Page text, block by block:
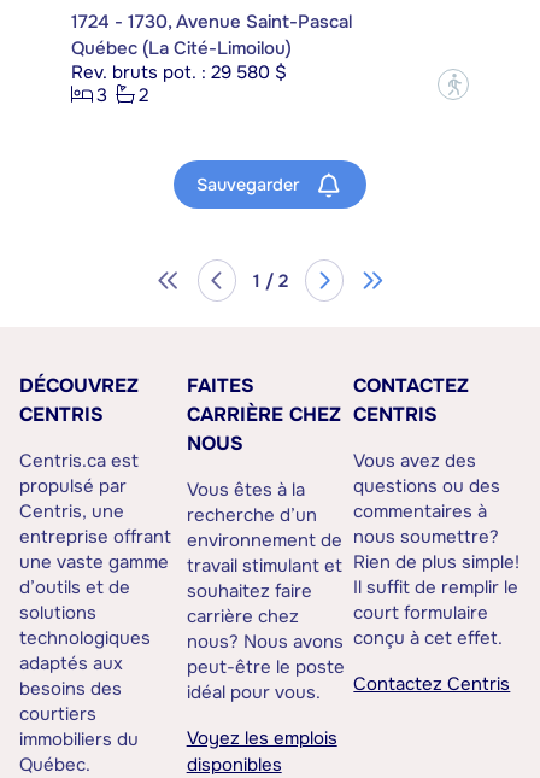
1724 - 1730, Avenue Saint-Pascal
Québec (La Cité-Limoilou)
Rev. bruts pot. : 29 580 $
3
2 ?
Sauvegarder
1 / 2
DÉCOUVREZ
CENTRIS
Centris.ca est
propulsé par
Centris, une
entreprise offrant
une vaste gamme
d’outils et de
solutions
technologiques
adaptés aux
besoins des
courtiers
immobiliers du
Québec.
FAITES
CARRIÈRE CHEZ
NOUS
Vous êtes à la
recherche d’un
environnement de
travail stimulant et
souhaitez faire
carrière chez
nous? Nous avons
peut-être le poste
idéal pour vous.
Voyez les emplois
disponibles
CONTACTEZ
CENTRIS
Vous avez des
questions ou des
commentaires à
nous soumettre?
Rien de plus simple!
Il suffit de remplir le
court formulaire
conçu à cet effet.
Contactez Centris